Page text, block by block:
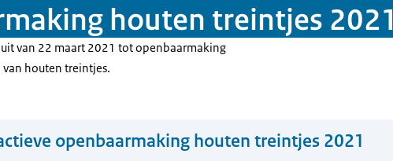
houten treintjes 2021
van 22 maart 2021 tot openbaarmaking
houten treintjes.
openbaarmaking houten treintjes 2021